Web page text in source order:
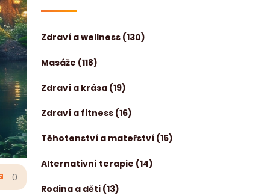
Zdraví a wellness (130)
Masáže (118)
Zdraví a krása (19)
Zdraví a fitness (16)
Těhotenství a mateřství (15)
Alternativní terapie (14)
Rodina a děti (13)
0